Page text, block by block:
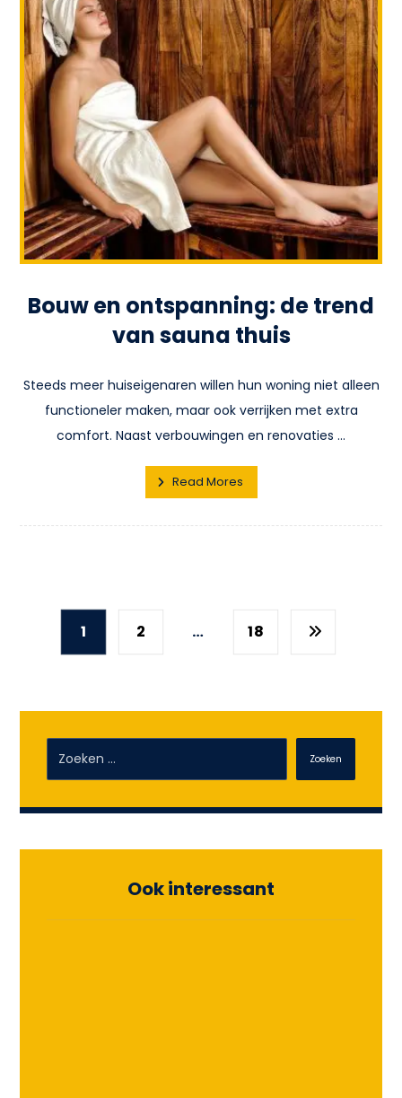
Bouw en ontspanning: de trend
van sauna thuis
Steeds meer huiseigenaren willen hun woning niet alleen
functioneler maken, maar ook verrijken met extra
comfort. Naast verbouwingen en renovaties ...
Read Mores
1 2 … 18
Zoeken
Ook interessant